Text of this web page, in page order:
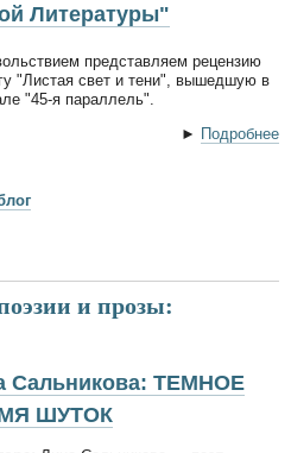
Литературы"
представляем рецензию
"Листая свет и тени", вышедшую в
"45-я параллель".
► Подробнее
и прозы:
Сальникова: ТЕМНОЕ
ШУТОК